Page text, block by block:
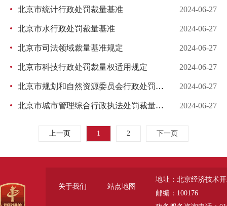
北京市统计行政处罚裁量基准 2024-06-27
北京市水行政处罚裁量基准 2024-06-27
北京市司法领域裁量基准规定 2024-06-27
北京市科技行政处罚裁量权适用规定 2024-06-27
北京市规划和自然资源委员会行政处罚裁量基准（2023版） 2024-06-27
北京市城市管理综合行政执法处罚裁量基准(2024) 2024-06-27
上一页 1 2 下一页
关于我们 站点地图
地址：北京经济技术
邮编：100176